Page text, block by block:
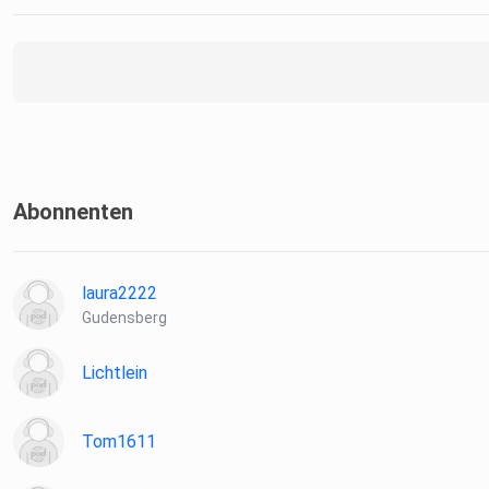
Abonnenten
laura2222
Gudensberg
Lichtlein
Tom1611